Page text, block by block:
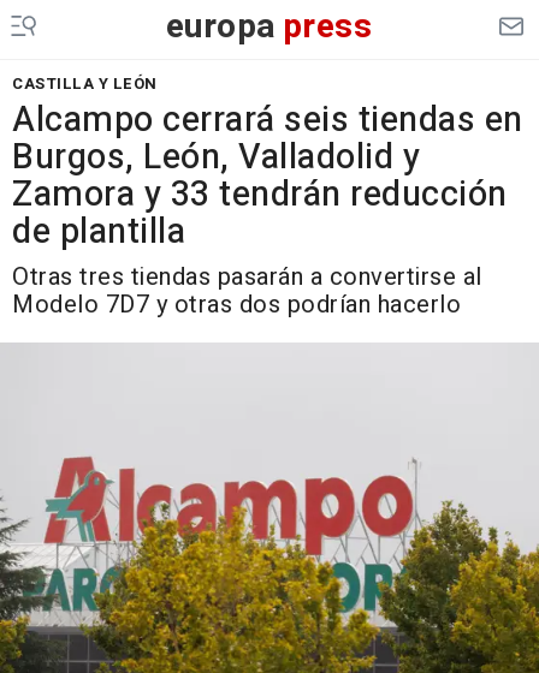
europa press
CASTILLA Y LEÓN
Alcampo cerrará seis tiendas en
Burgos, León, Valladolid y
Zamora y 33 tendrán reducción
de plantilla
Otras tres tiendas pasarán a convertirse al
Modelo 7D7 y otras dos podrían hacerlo